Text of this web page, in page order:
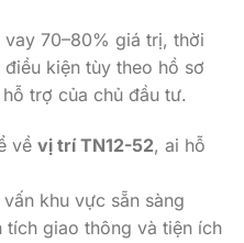
70–80% giá trị, thời
kiện tùy theo hồ sơ
trợ của chủ đầu tư.
về vị trí TN12-52, ai hỗ
khu vực sẵn sàng
giao thông và tiện ích